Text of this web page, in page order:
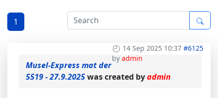
1
14 Sep 2025 10:37 #6125
by admin
Musel-Express mat der
5519 - 27.9.2025was created byadmin